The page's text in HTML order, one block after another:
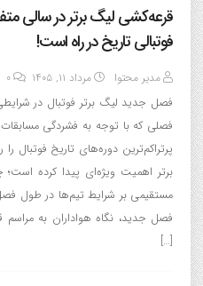
قرعه‌کشی لیگ برتر در سالی
فوتبالی تاریخ در راه است!
مدیر محتوا مرداد ۱۱, ۱۴۰۵ 0
فصل جدید لیگ برتر فوتبال در
فصلی که با توجه به فشردگی مسابقات
پرتراکم‌ترین دوره‌های تاریخ فوتبال
برتر اهمیت ویژه‌ای پیدا کرده است؛
مستقیمی بر شرایط تیم‌ها در طول
فصل جدید، نگاه هواداران به
[…]